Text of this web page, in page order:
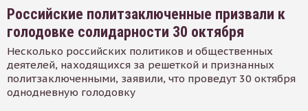
Российские политзаключенные призвали к
голодовке солидарности 30 октября
Несколько российских политиков и общественных
деятелей, находящихся за решеткой и признанных
политзаключенными, заявили, что проведут 30 октября
однодневную голодовку